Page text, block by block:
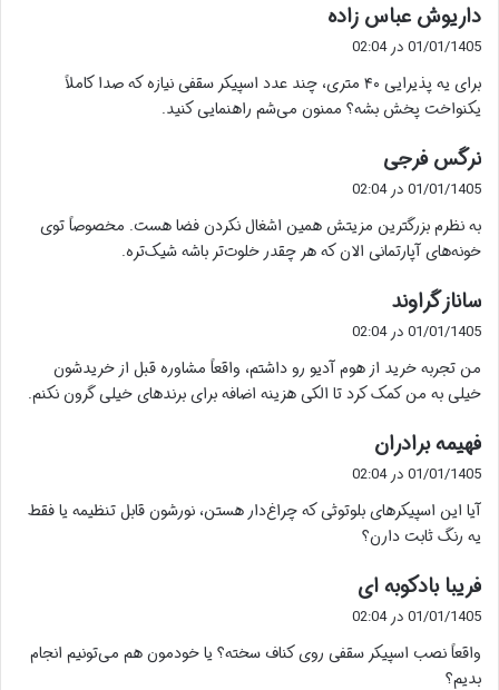
داریوش عباس زاده
:
01/01/1405 در 02:04
برای یه پذیرایی ۴۰ متری، چند عدد اسپیکر سقفی نیازه که صدا کاملاً
یکنواخت پخش بشه؟ ممنون می‌شم راهنمایی کنید.
نرگس فرجی
ف
:
01/01/1405 در 02:04
به نظرم بزرگترین مزیتش همین اشغال نکردن فضا هست. مخصوصاً توی
خونه‌های آپارتمانی الان که هر چقدر خلوت‌تر باشه شیک‌تره.
ساناز گراوند
ف
ت
:
01/01/1405 در 02:04
من تجربه خرید از هوم آدیو رو داشتم، واقعاً مشاوره قبل از خریدشون
خیلی به من کمک کرد تا الکی هزینه اضافه برای برندهای خیلی گرون نکنم.
فهیمه برادران
ف
:
01/01/1405 در 02:04
آیا این اسپیکرهای بلوتوثی که چراغ‌دار هستن، نورشون قابل تنظیمه یا فقط
یه رنگ ثابت دارن؟
فریبا بادکوبه ای
ف
:
01/01/1405 در 02:04
واقعاً نصب اسپیکر سقفی روی کناف سخته؟ یا خودمون هم می‌تونیم انجام
بدیم؟